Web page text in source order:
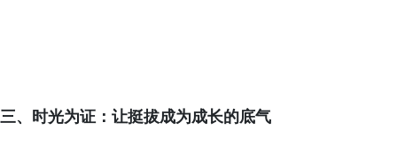
三、时光为证：让挺拔成为成长的底气